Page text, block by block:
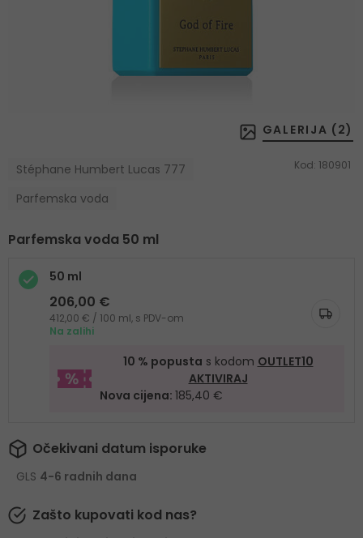
GALERIJA ( 2)
Stéphane Humbert Lucas 777
Parfemska voda
Kod: 180901
Parfemska voda 50 ml
50 ml
206,00 €
412,00 € / 100 ml, s PDV-om
Na zalihi
10 % popusta s kodom OUTLET10
AKTIVIRAJ
Nova cijena: 185,40 €
Očekivani datum isporuke
GLS 4-6 radnih dana
Zašto kupovati kod nas?